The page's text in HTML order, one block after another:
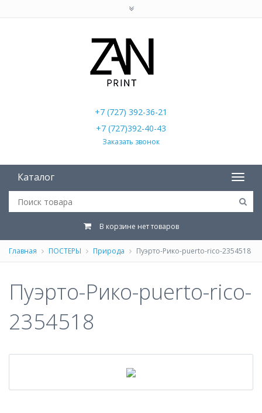
+7 (727) 392-36-21
+7 (727)392-40-43
Заказать звонок
Каталог
В корзине нет товаров
Главная ПОСТЕРЫ Природа Пуэрто-Рико-puerto-rico-2354518
Пуэрто-Рико-puerto-rico-
2354518